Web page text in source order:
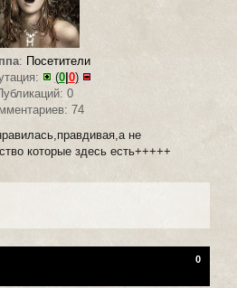
: Посетители
(0| 0)
0
74
не
которые здесь есть+++++
0